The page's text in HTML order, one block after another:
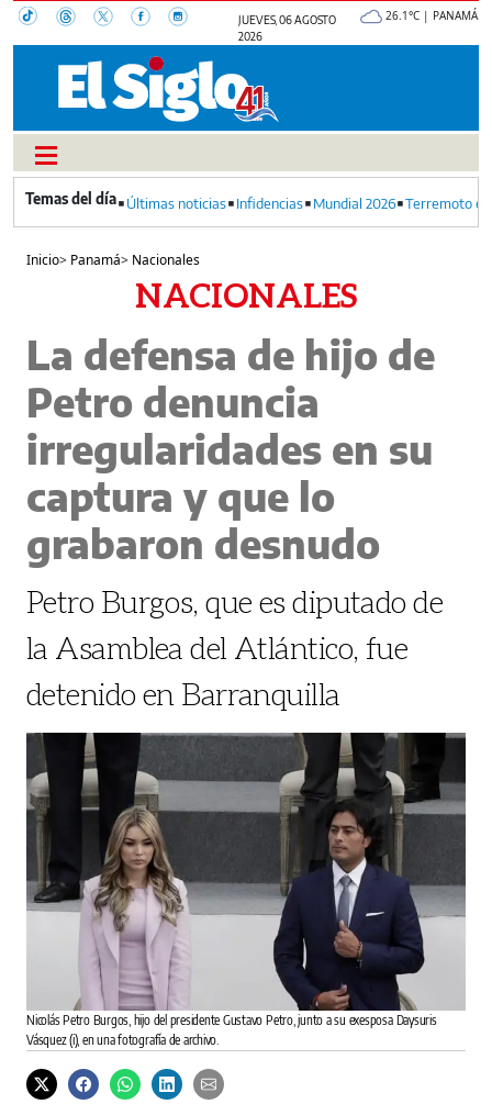
JUEVES, 06 AGOSTO
2026
26.1°C | PANAMÁ
Últimas noticias Infidencias Mundial 2026 Terremoto
Inicio> Panamá> Nacionales
NACIONALES
La defensa de hijo de
Petro denuncia
irregularidades en su
captura y que lo
grabaron desnudo
Petro Burgos, que es diputado de
la Asamblea del Atlántico, fue
detenido en Barranquilla
Nicolás Petro Burgos, hijo del presidente Gustavo Petro, junto a su exesposa Daysuris
Vásquez (i), en una fotografía de archivo.